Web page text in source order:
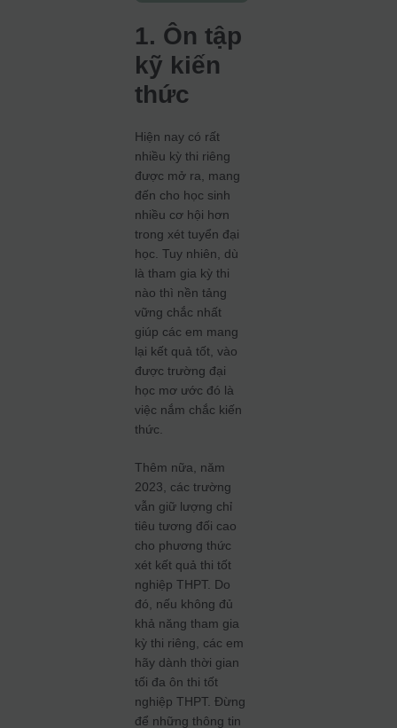
1. Ôn tập
kỹ kiến
thức
Hiện nay có rất
nhiều kỳ thi riêng
được mở ra, mang
đến cho học sinh
nhiều cơ hội hơn
trong xét tuyển đại
học. Tuy nhiên, dù
là tham gia kỳ thi
nào thì nền tảng
vững chắc nhất
giúp các em mang
lại kết quả tốt, vào
được trường đại
học mơ ước đó là
việc nắm chắc kiến
thức.
Thêm nữa, năm
2023, các trường
vẫn giữ lượng chỉ
tiêu tương đối cao
cho phương thức
xét kết quả thi tốt
nghiệp THPT. Do
đó, nếu không đủ
khả năng tham gia
kỳ thi riêng, các em
hãy dành thời gian
tối đa ôn thi tốt
nghiệp THPT. Đừng
để những thông tin